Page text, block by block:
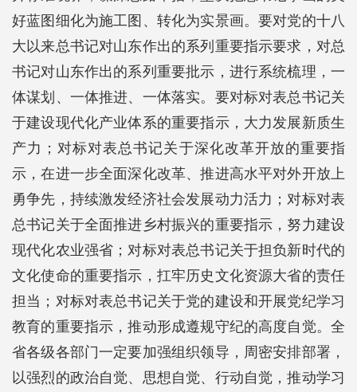
好蓝图细化为施工图、转化为实景画。要对党的十八
大以来总书记对山东作出的系列重要指示要求，对总
书记对山东作出的系列重要批示，进行系统梳理，一
体谋划、一体推进、一体落实。要对标对表总书记关
于建设现代化产业体系的重要指示，大力发展新质生
产力；对标对表总书记关于深化改革开放的重要指
示，在进一步全面深化改革、推进高水平对外开放上
勇争先，持续激发经济社会发展动力活力；对标对表
总书记关于全面推进乡村振兴的重要指示，努力建设
现代化农业强省；对标对表总书记关于担负新时代的
文化使命的重要指示，扛牢历史文化资源大省的责任
担当；对标对表总书记关于党的建设和开展党纪学习
教育的重要指示，推动形成遵规守纪的高度自觉。全
省各级各部门一定要加强组织领导，周密安排部署，
以强烈的政治自觉、思想自觉、行动自觉，推动学习